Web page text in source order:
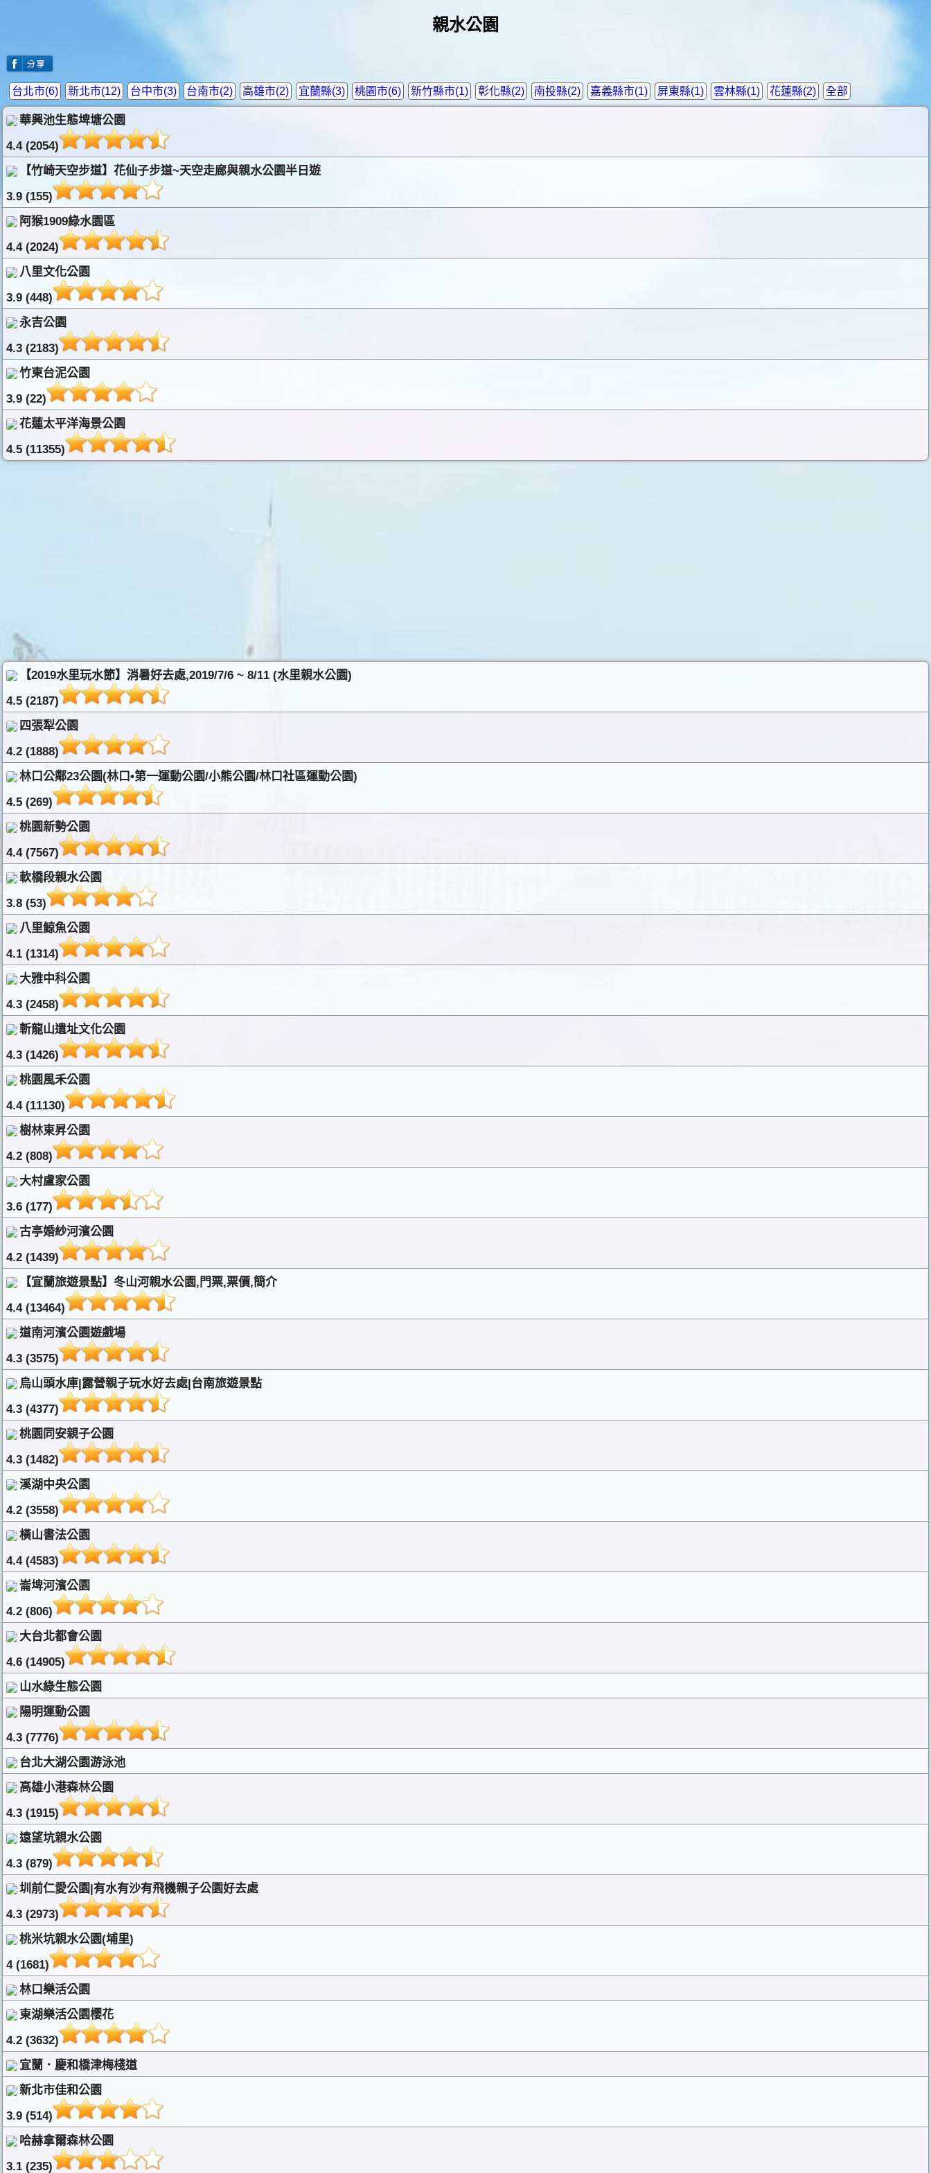
親水公園
全部
台北市(6) 新北市(12) 台中市(3) 台南市(2) 高雄市(2) 宜蘭縣(3) 桃園市(6) 新竹縣市(1) 彰化縣(2) 南投縣(2) 嘉義縣市(1) 屏東縣(1) 雲林縣(1) 花蓮縣(2)
華興池生態埤塘公園
4.4 (2054)
【竹崎天空步道】花仙子步道~天空走廊與親水公園半日遊
3.9 (155)
阿猴1909綠水園區
4.4 (2024)
八里文化公園
3.9 (448)
永吉公園
4.3 (2183)
竹東台泥公園
3.9 (22)
花蓮太平洋海景公園
4.5 (11355)
【2019水里玩水節】消暑好去處,2019/7/6 ~ 8/11 (水里親水公園)
4.5 (2187)
四張犁公園
4.2 (1888)
林口公鄰23公園(林口•第一運動公園/小熊公園/林口社區運動公園)
4.5 (269)
桃園新勢公園
4.4 (7567)
軟橋段親水公園
3.8 (53)
八里鯨魚公園
4.1 (1314)
大雅中科公園
4.3 (2458)
斬龍山遺址文化公園
4.3 (1426)
桃園風禾公園
4.4 (11130)
樹林東昇公園
4.2 (808)
大村盧家公園
3.6 (177)
古亭婚紗河濱公園
4.2 (1439)
【宜蘭旅遊景點】冬山河親水公園,門票,票價,簡介
4.4 (13464)
道南河濱公園遊戲場
4.3 (3575)
烏山頭水庫|露營親子玩水好去處|台南旅遊景點
4.3 (4377)
桃園同安親子公園
4.3 (1482)
溪湖中央公園
4.2 (3558)
橫山書法公園
4.4 (4583)
崙埤河濱公園
4.2 (806)
大台北都會公園
4.6 (14905)
山水綠生態公園
陽明運動公園
4.3 (7776)
台北大湖公園游泳池
高雄小港森林公園
4.3 (1915)
遠望坑親水公園
4.3 (879)
圳前仁愛公園|有水有沙有飛機親子公園好去處
4.3 (2973)
桃米坑親水公園(埔里)
4 (1681)
林口樂活公園
東湖樂活公園櫻花
4.2 (3632)
宜蘭．慶和橋津梅棧道
新北市佳和公園
3.9 (514)
哈赫拿爾森林公園
3.1 (235)